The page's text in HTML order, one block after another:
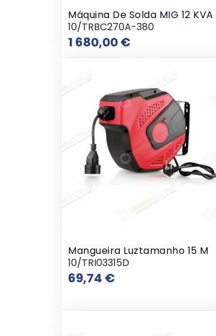
Máquina De Solda MIG 12 KVA
10/TRBC270A-380
1 680,00 €
Mangueira Luztamanho 15 M
10/TRI03315D
69,74 €